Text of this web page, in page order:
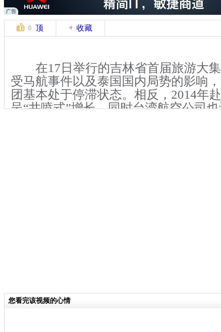
0 顶 收藏
在17日举行的吉林省首届旅游大集
受马航事件以及泰国国内局势的影响
团基本处于停滞状态。相反，2014年
呈“井喷式”增长，同时台湾航空公司
分类名称：CNSTV
您看完该视频的心情